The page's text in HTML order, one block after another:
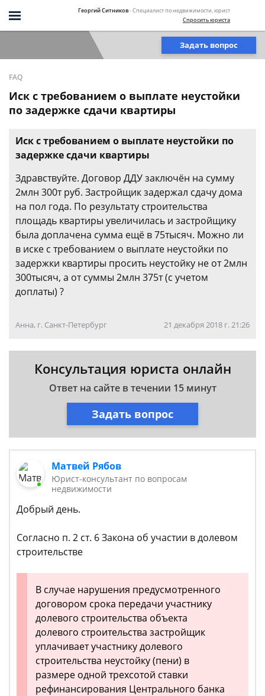
Георгий Ситников- Специалист по недвижимости, юрист
Спросить юриста
Задать вопрос
FAQ
Иск с требованием о выплате неустойки
по задержке сдачи квартиры
Иск с требованием о выплате неустойки по
задержке сдачи квартиры
Здравствуйте. Договор ДДУ заключён на сумму
2млн 300т руб. Застройщик задержал сдачу дома
на пол года. По результату строительства
площадь квартиры увеличилась и застройщику
была доплачена сумма ещё в 75тысяч. Можно ли
в иске с требованием о выплате неустойки по
задержки квартиры просить неустойку не от 2млн
300тысяч, а от суммы 2млн 375т (с учетом
доплаты) ?
Анна, г. Санкт-Петербург 21 декабря 2018 г. 21:26
Консультация юриста онлайн
Ответ на сайте в течении 15 минут
Задать вопрос
Матвей Рябов
Юрист-консультант по вопросам
недвижимости
Добрый день.
Согласно п. 2 ст. 6 Закона об участии в долевом
строительстве
В случае нарушения предусмотренного
договором срока передачи участнику
долевого строительства объекта
долевого строительства застройщик
уплачивает участнику долевого
строительства неустойку (пени) в
размере одной трехсотой ставки
рефинансирования Центрального банка